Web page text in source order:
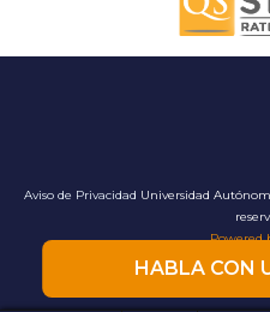
HABLA CON
Aviso de Privacidad Universidad
Powered